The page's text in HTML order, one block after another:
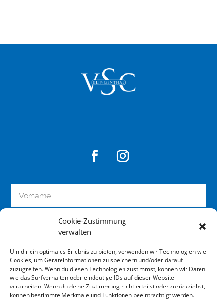
Cookie-Zustimmung
verwalten
Um dir ein optimales Erlebnis zu bieten, verwenden wir Technologien wie
Cookies, um Geräteinformationen zu speichern und/oder darauf
zuzugreifen. Wenn du diesen Technologien zustimmst, können wir Daten
wie das Surfverhalten oder eindeutige IDs auf dieser Website
verarbeiten. Wenn du deine Zustimmung nicht erteilst oder zurückziehst,
können bestimmte Merkmale und Funktionen beeinträchtigt werden.
zum Newsletter anmelden